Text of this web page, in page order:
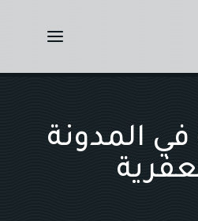
المدونة